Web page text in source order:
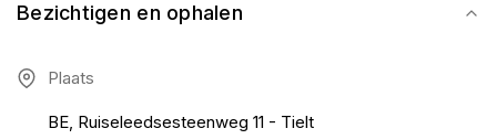
Bezichtigen en ophalen
Plaats
BE, Ruiseleedsesteenweg 11 - Tielt